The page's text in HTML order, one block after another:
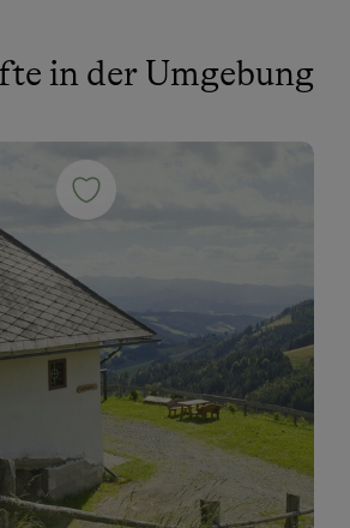
in der Umgebung